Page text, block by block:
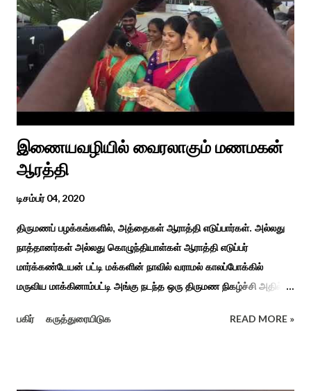
தமிழர்கள் சொந்த பிள்ளைகளைப் போல கால்நடைகளை வளர்த்துப்
போற்றி உடன் விளையாடி மகிழ்வதும் இயற்கையுடன் இணைந்த
இயந்திரம் இல்லாத கால வாழ்க்கை முறையாகும். தொடர்ந்து உற்றார்
உறவுகளைக் கண்டு மகிழும் காணும் பொங்கல் இயற்கை, வாழ்வியல்
முறை, உறவுகள் சார்ந்த உயிர்ப்பான ...
இணையவழியில் வைரலாகும் மணமகன்
ஆரத்தி
டிசம்பர் 04, 2020
திருமணப் பழக்கங்களில், அத்தைகள் ஆராத்தி எடுப்பார்கள். அல்லது
நாத்தானர்கள் அல்லது கொழுந்தியாள்கள் ஆராத்தி எடுப்பர்
மார்க்கண்டேயன் பட்டி மக்களின் நாவில் வராமல் காலப்போக்கில்
மருவிய மாக்கினாம்பட்டி அங்கு நடந்த ஒரு திருமண நிகழ்ச்சி அதில்
ஆராத்தியெடுத்த கொழுந்தியாள்கள் பாடிய ஆராத்தி பாட்டு ஒன்று 30
பகிர் கருத்துரையிடுக READ MORE »